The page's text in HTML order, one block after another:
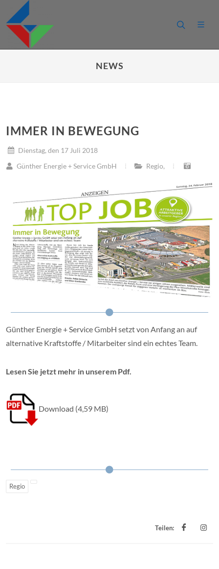
NEWS
IMMER IN BEWEGUNG
Dienstag, den 17 Juli 2018
Günther Energie + Service GmbH
Regio,
Günther Energie + Service GmbH setzt von Anfang an auf
alternative Kraftstoffe / Mitarbeiter sind ein echtes Team.
Lesen Sie jetzt mehr in unserem Pdf.
Download (4,59 MB)
Regio
Teilen: